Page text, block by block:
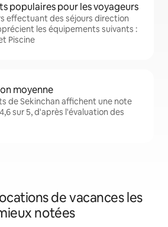
populaires pour les voyageurs
effectuant des séjours direction
les équipements suivants :
Piscine
moyenne
de Sekinchan affichent une note
sur 5, d'après l'évaluation des
de vacances les
notées